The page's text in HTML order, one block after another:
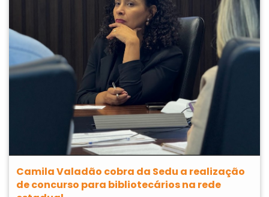
Camila Valadão cobra da Sedu a realização
de concurso para bibliotecários na rede